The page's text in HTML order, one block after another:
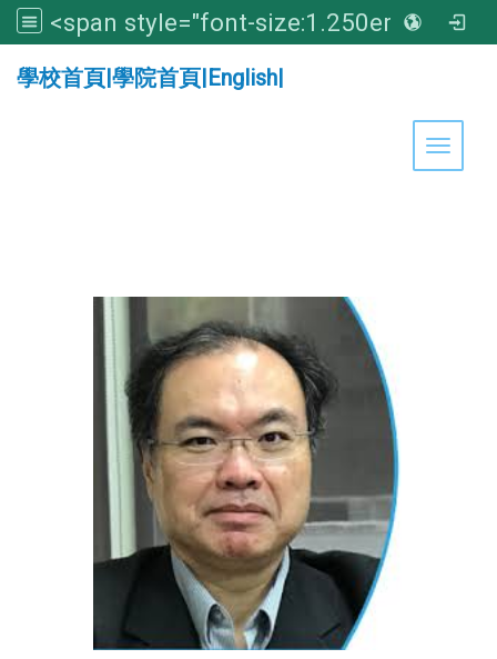
<span style="font-size:1.250em;"><strong>亞洲大學醫學暨健康學院</strong></span>
學校首頁|學院首頁|English|
Toggle